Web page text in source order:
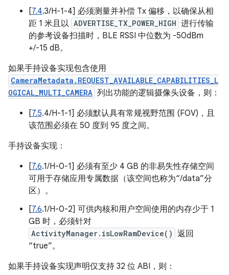
[7.4.3/H-1-4] 必须测量并补偿 Tx 偏移，以确保从相
距 1 米且以 ADVERTISE_TX_POWER_HIGH 进行传输
的参考设备扫描时，BLE RSSI 中位数为 -50dBm
+/-15 dB。
如果手持设备实现包含使用
CameraMetadata.REQUEST_AVAILABLE_CAPABILITIES_L
OGICAL_MULTI_CAMERA 列出功能的逻辑摄像头设备，则：
[7.5.4/H-1-1] 必须默认具有常规视野范围 (FOV)，且
该范围必须在 50 度到 95 度之间。
手持设备实现：
[7.6.1/H-0-1] 必须有至少 4 GB 的非易失性存储空间
可用于存储应用专属数据（该空间也称为“/data”分
区）。
[7.6.1/H-0-2] 可供内核和用户空间使用的内存少于 1
GB 时，必须针对
ActivityManager.isLowRamDevice() 返回
“true”。
如果手持设备实现声明仅支持 32 位 ABI，则：